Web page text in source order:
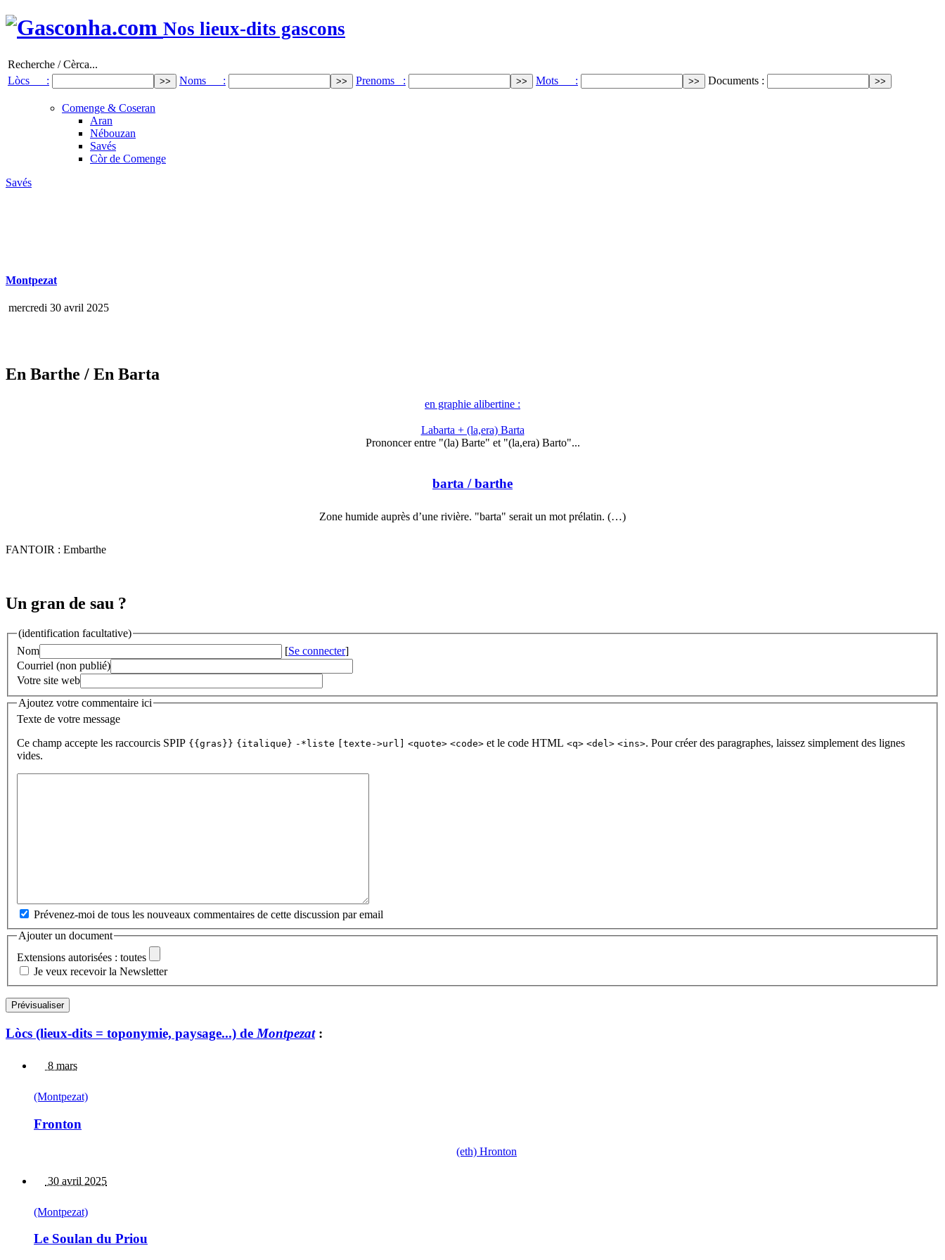
Nos lieux-dits gascons
Recherche / Cèrca...
Lòcs :
Noms : Prenoms : Mots : Documents :
Comenge & Coseran
Aran
Nébouzan
Savés
Còr de Comenge
Savés
Montpezat
mercredi 30 avril 2025
En Barthe / En Barta
en graphie alibertine :
Labarta + (la,era) Barta
Prononcer entre "(la) Barte" et "(la,era) Barto"...
barta / barthe
Zone humide auprès d’une rivière. "barta" serait un mot prélatin. (…)
FANTOIR : Embarthe
Un gran de sau ?
(identification facultative)
Nom
[Se connecter]
Courriel (non publié)
Votre site web
Ajoutez votre commentaire ici
Texte de votre message
Ce champ accepte les raccourcis SPIP {{gras}} {italique} -*liste [texte->url] <quote> <code> et le code HTML <q> <del> <ins>. Pour créer des paragraphes, laissez simplement des lignes
vides.
Prévenez-moi de tous les nouveaux commentaires de cette discussion par email
Ajouter un document
Extensions autorisées : toutes
Je veux recevoir la Newsletter
Lòcs (lieux-dits = toponymie, paysage...) de Montpezat:
8 mars
(Montpezat)
Fronton
(eth) Hronton
30 avril 2025
(Montpezat)
Le Soulan du Priou